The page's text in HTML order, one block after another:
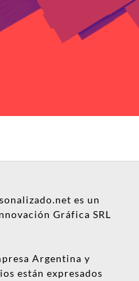
es un
Gráfica SRL
Argentina y
están expresados